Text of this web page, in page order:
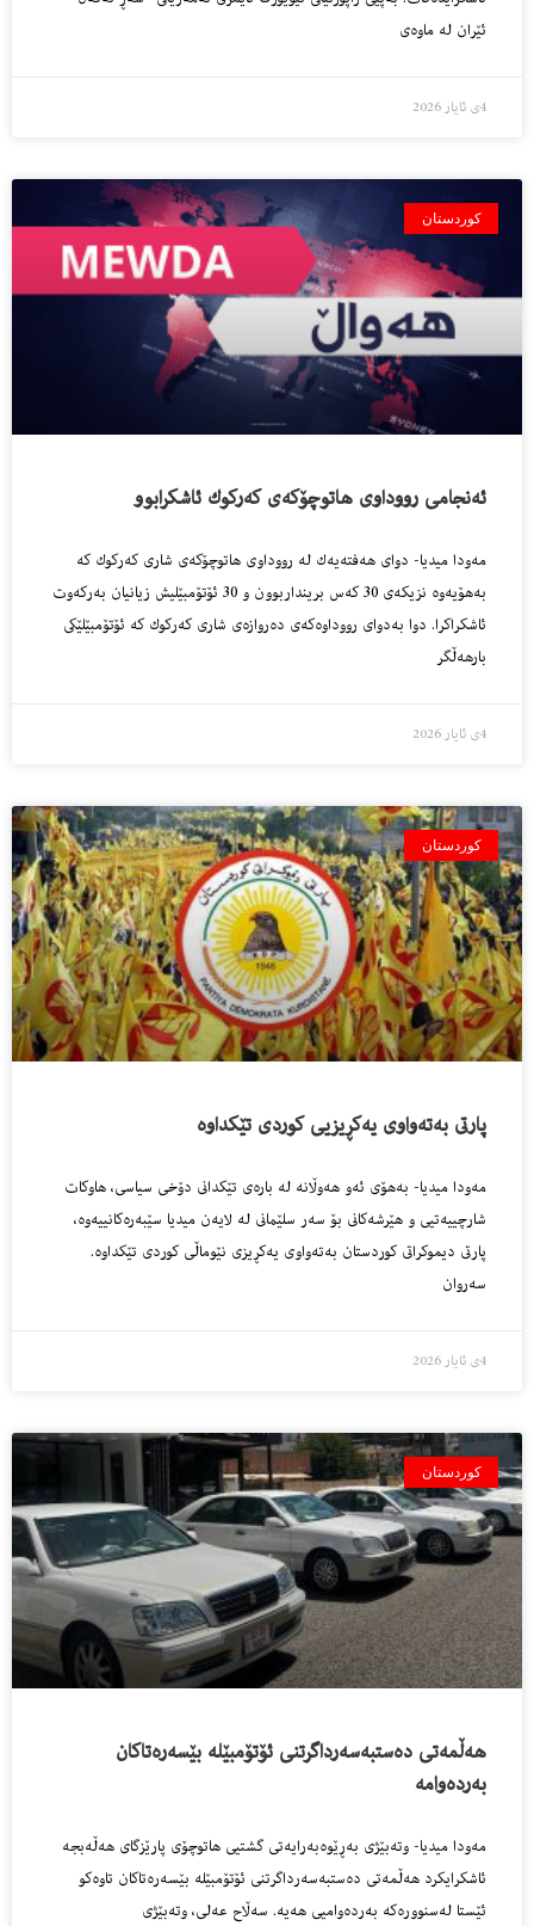
ئێران له‌ ماوه‌ى
4ی ئایار 2026
کوردستان
ئه‌نجامى رووداوى هاتوچۆكه‌ى كه‌ركوك ئاشكرابوو
مه‌ودا میدیا- دواى هه‌فته‌یه‌ك له‌ رووداوى هاتوچۆكه‌ى شارى كه‌ركوك كه‌
به‌هۆیه‌وه‌ نزیكه‌ى 30 كه‌س برینداربوون و 30 ئۆتۆمبێلیش زیانیان به‌ركه‌وت
ئاشكراكرا. دوا به‌دواى رووداوه‌كه‌ى ده‌روازه‌ى شارى كه‌ركوك كه‌ ئۆتۆمبێلێكى
بارهه‌ڵگر
4ی ئایار 2026
کوردستان
پارتى به‌ته‌واوى یه‌كڕیزیی كوردى تێكداوه‌
مه‌ودا میدیا- به‌هۆى ئه‌و هه‌وڵانه‌ له‌ باره‌ى تێكدانى دۆخى سیاسی، هاوكات
شارچییه‌تیی و هێرشه‌كانى بۆ سه‌ر سلێمانى له‌ لایه‌ن میدیا سێبه‌ره‌كانییه‌وه‌،
پارتى دیموكراتى كوردستان به‌ته‌واوی یه‌كڕیزى نێوماڵى كوردى تێكداوه‌.
سه‌روان
4ی ئایار 2026
کوردستان
هەڵمەتی دەستبەسەرداگرتنی ئۆتۆمبێلە بێسەرەتاکان
بەردەوامە
مەودا میدیا- وتەبێژی بەڕێوەبەرایەتی گشتیی هاتوچۆی پارێزگای هەڵەبجە
ئاشکرایکرد هەڵمەتی دەستبەسەرداگرتنی ئۆتۆمبێلە بێسەرەتاکان تاوەکو
ئێستا لەسنوورەکە بەردەوامیی هەیە. سەڵاح عەلی، وتەبێژی